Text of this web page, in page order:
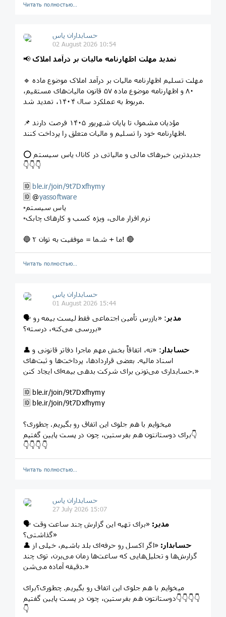
Читать полностью…
حسابداران یاس
02 August 2026 10:54
📢 تمدید مهلت اظهارنامه مالیات بر درآمد املاک
🔹 مهلت تسلیم اظهارنامه مالیات بر درآمد املاک موضوع ماده
۸۰ و اظهارنامه موضوع ماده ۵۷ قانون مالیات‌های مستقیم،
مربوط به عملکرد سال ۱۴۰۴، تمدید شد.
📌 مؤدیان مشمول تا پایان شهریور ۱۴۰۵ فرصت دارند
اظهارنامه خود را تسلیم و مالیات متعلق را پرداخت کنند.
⭕️ جدیدترین خبرهای مالی و مالیاتی در کانال یاس سیستم
👇👇👇
🆔 ble.ir/join/9t7Dxfhymy
🆔️ @yassoftware
▫️یاس سیستم
▫️نرم افزار مالی، ویژه کسب و کارهای چابک
🔵 ما + شما = موفقیت به توان ۲! 🔴
Читать полностью…
حسابداران یاس
01 August 2026 15:44
🗣️ مدیر : «بازرس تأمین اجتماعی فقط لیست بیمه رو
بررسی می‌کنه، درسته؟»
👤 حسابدار : «نه، اتفاقاً بخش مهم ماجرا دفاتر قانونی و
اسناد مالیه. بعضی قراردادها، پرداخت‌ها و ثبت‌های
حسابداری می‌تونن برای شرکت بدهی بیمه‌ای ایجاد کنن.»
🆔️ ble.ir/join/9t7Dxfhymy
🆔️ ble.ir/join/9t7Dxfhymy
میخوایم با هم جلوی این اتفاق رو بگیریم. چطوری؟
برای دوستانتون هم بفرستین، چون در پست پایین گفتیم👇
👇👇👇👇
Читать полностью…
حسابداران یاس
27 July 2026 15:07
🗣️ مدیر: «برای تهیه این گزارش چند ساعت وقت
گذاشتی؟»
👤
حسابدار: «اگر اکسل رو حرفه‌ای بلد باشیم، خیلی از
گزارش‌ها و تحلیل‌هایی که ساعت‌ها زمان می‌برن، توی چند
دقیقه آماده می‌شن.»
میخوایم با هم جلوی این اتفاق رو بگیریم. چطوری؟برای
دوستانتون هم بفرستین، چون در پست پایین گفتیم👇👇👇👇
👇